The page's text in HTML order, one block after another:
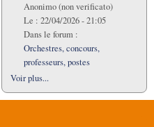
Anonimo (non verificato)
Le : 22/04/2026 - 21:05
Dans le forum :
Orchestres, concours,
professeurs, postes
Voir plus...